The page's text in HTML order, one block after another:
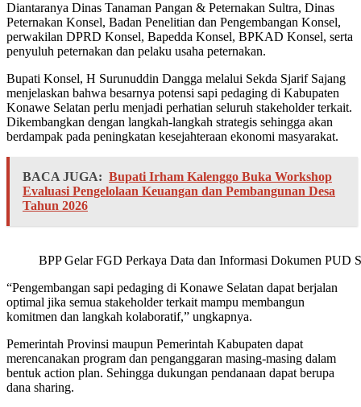
Diantaranya Dinas Tanaman Pangan & Peternakan Sultra, Dinas
Peternakan Konsel, Badan Penelitian dan Pengembangan Konsel,
perwakilan DPRD Konsel, Bapedda Konsel, BPKAD Konsel, serta
penyuluh peternakan dan pelaku usaha peternakan.
Bupati Konsel, H Surunuddin Dangga melalui Sekda Sjarif Sajang
menjelaskan bahwa besarnya potensi sapi pedaging di Kabupaten
Konawe Selatan perlu menjadi perhatian seluruh stakeholder terkait.
Dikembangkan dengan langkah-langkah strategis sehingga akan
berdampak pada peningkatan kesejahteraan ekonomi masyarakat.
BACA JUGA: Bupati Irham Kalenggo Buka Workshop
Evaluasi Pengelolaan Keuangan dan Pembangunan Desa
Tahun 2026
BPP Gelar FGD Perkaya Data dan Informasi Dokumen PUD
“Pengembangan sapi pedaging di Konawe Selatan dapat berjalan
optimal jika semua stakeholder terkait mampu membangun
komitmen dan langkah kolaboratif,” ungkapnya.
Pemerintah Provinsi maupun Pemerintah Kabupaten dapat
merencanakan program dan penganggaran masing-masing dalam
bentuk action plan. Sehingga dukungan pendanaan dapat berupa
dana sharing.